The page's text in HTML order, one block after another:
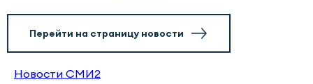
Перейти на страницу новости
Новости СМИ2